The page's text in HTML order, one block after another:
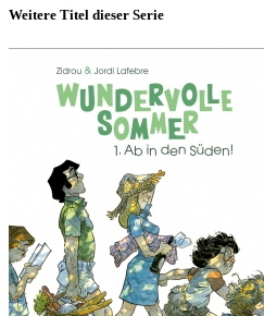
Weitere Titel dieser Serie